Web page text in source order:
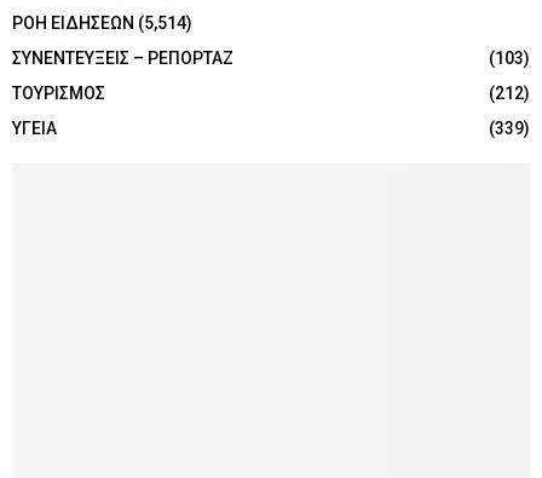
ΡΟΗ ΕΙΔΗΣΕΩΝ (5,514)
ΣΥΝΕΝΤΕΥΞΕΙΣ – ΡΕΠΟΡΤΑΖ
(103)
ΤΟΥΡΙΣΜΟΣ
(212)
ΥΓΕΙΑ
(339)